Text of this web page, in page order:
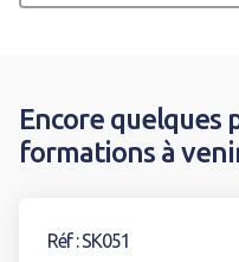
Encore quelques
formations à
Réf : SK051